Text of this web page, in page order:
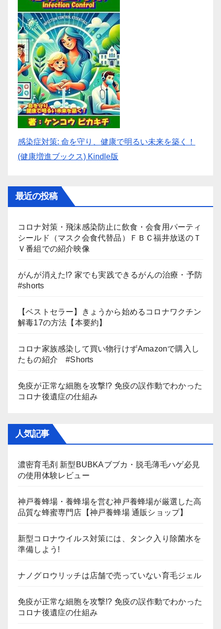
感染症対策: 命を守り、健康で明るい未来を築く！
(健康増進ブックス) Kindle版
最近の投稿
コロナ対策・飛沫感染防止に飲食・会食用パーティ
シールド（マスク会食代替品）ＦＢＣ福井放送のＴ
Ｖ番組での紹介映像
がんが消えた!? 家でも実践できるがんの治療・予防
#shorts
【ベストセラー】きょうから始めるコロナワクチン
解毒17の方法【本要約】
コロナ家族感染して買い物行けずAmazonで購入し
たもの紹介 #Shorts
免疫が正常な細胞を攻撃!? 免疫の誤作動でわかった
コロナ後遺症の仕組み
人気記事
濃密育毛剤 新型BUBKAブブカ・脱毛薄毛ハゲ必見
の使用体験レビュー
神戸養蜂場・養蜂場を営む神戸養蜂場が厳選した高
品質な蜂蜜専門店【神戸養蜂場 通販ショップ】
新型コロナウイルス対策には、タンク入り除菌水を
準備しよう!
ナノグロウリッチは店舗で売っていない育毛ジェル
免疫が正常な細胞を攻撃!? 免疫の誤作動でわかった
コロナ後遺症の仕組み